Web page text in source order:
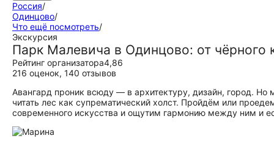
Россия/
Одинцово/
Что ещё посмотреть/
Экскурсия
Парк Малевича в Одинцово: от чёрного
Рейтинг организатора4,86
216 оценок, 140 отзывов
Авангард проник всюду — в архитектуру, дизайн, город.
читать лес как супрематический холст. Пройдём или
современного искусства и ощутим гармонию между ним и